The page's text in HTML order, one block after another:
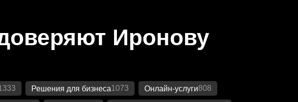
Иронову
Решения для бизнеса1073 Онлайн-услуги808